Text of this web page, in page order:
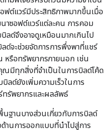
ต์แวร์มีประสิทธิภาพมากขึ้นเมื่อ
ซอฟต์แวร์แต่ละคน การคอม
ลด์จึงอาจดูเหมือนมากเกินไป
ด์จะช่วยจัดการการพึ่งพาที่แชร์
หรือทรัพยากรภายนอก เช่น
ณมีทุกสิ่งที่จำเป็นในการบิลด์โค้ด
ลด์ยังเพิ่มความเร็วในการ
ทรัพยากรและผลลัพธ์
นฐานบางส่วนเกี่ยวกับการบิลด์
านการออกแบบที่นำไปสู่การ